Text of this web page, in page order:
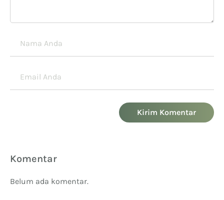
Kirim Komentar
Komentar
Belum ada komentar.